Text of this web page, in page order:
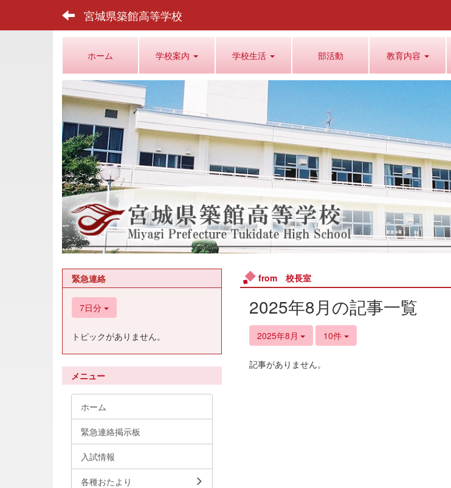
宮城県築館高等学校
ホーム 学校案内 学校生活 部活動 教育内容
from 校長室
2025年8月の記事一覧
2025年8月 10件
記事がありません。
緊急連絡
7日分
トピックがありません。
メニュー
ホーム
緊急連絡掲示板
入試情報
各種おたより